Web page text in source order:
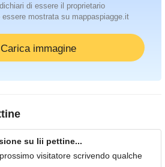
di essere il proprietario
mostrata su mappaspiagge.it
Carica immagine
su Iii pettine...
visitatore scrivendo qualche